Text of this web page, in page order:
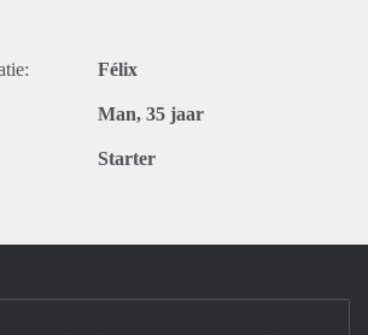
Félix
Man, 35 jaar
Starter